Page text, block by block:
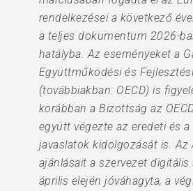
rendelkezései a következő
a teljes dokumentum 2026-
hatályba. Az eseményeket a
Együttműködési és
(továbbiakban: OECD) is
korábban a Bizottság az
együtt végezte az eredeti és
javaslatok kidolgozását is.
ajánlásait a szervezet
április elején jóváhagyta, a